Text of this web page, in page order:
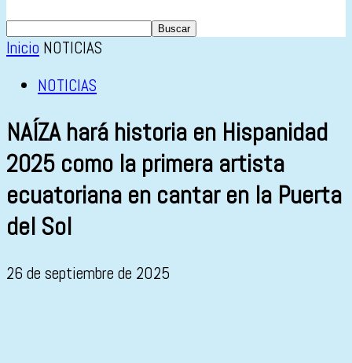
Inicio NOTICIAS
NOTICIAS
NAÍZA hará historia en Hispanidad
2025 como la primera artista
ecuatoriana en cantar en la Puerta
del Sol
26 de septiembre de 2025